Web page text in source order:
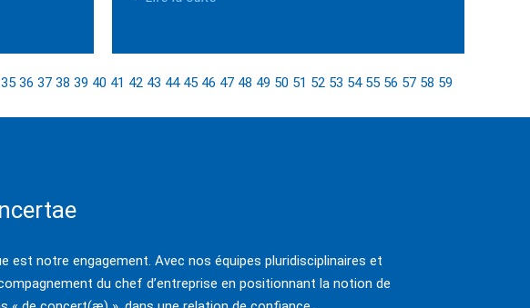
35 36 37 38 39 40 41 42 43 44 45 46 47 48 49 50 51 52 53 54 55 56 57 58 59
notre engagement. Avec nos équipes pluridisciplinaires et
du chef d’entreprise en positionnant la notion de